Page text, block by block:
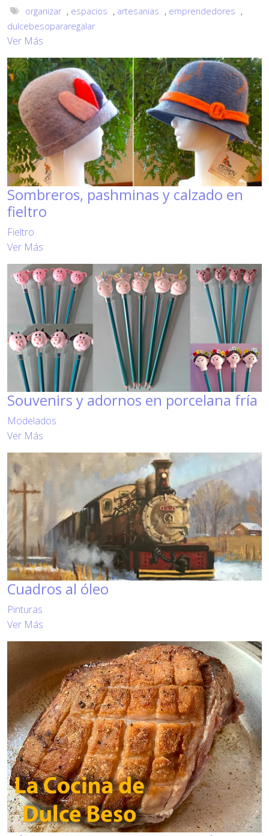
organizar , espacios , artesanias , emprendedores ,
dulcebesopararegalar
Ver Más
Sombreros, pashminas y calzado en
fieltro
Fieltro
Ver Más
Souvenirs y adornos en porcelana fría
Modelados
Ver Más
Cuadros al óleo
Pinturas
Ver Más